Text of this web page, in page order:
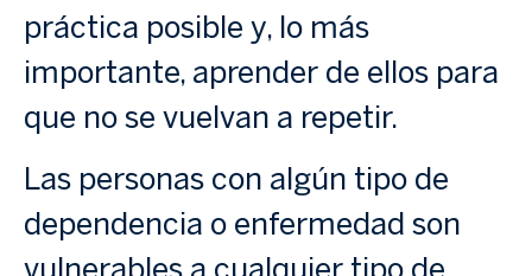
práctica posible y, lo más
importante, aprender de ellos para
que no se vuelvan a repetir.
Las personas con algún tipo de
dependencia o enfermedad son